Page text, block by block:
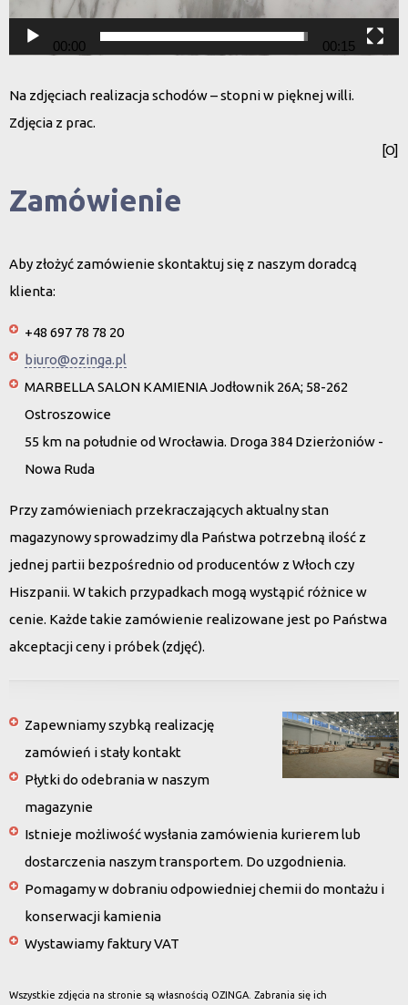
00:00 00:15
Na zdjęciach realizacja schodów – stopni w pięknej willi.
Zdjęcia z prac.
[O]
Zamówienie
Aby złożyć zamówienie skontaktuj się z naszym doradcą
klienta:
+48 697 78 78 20
biuro@ozinga.pl
MARBELLA SALON KAMIENIA Jodłownik 26A; 58-262
Ostroszowice
55 km na południe od Wrocławia. Droga 384 Dzierżoniów -
Nowa Ruda
Przy zamówieniach przekraczających aktualny stan
magazynowy sprowadzimy dla Państwa potrzebną ilość z
jednej partii bezpośrednio od producentów z Włoch czy
Hiszpanii. W takich przypadkach mogą wystąpić różnice w
cenie. Każde takie zamówienie realizowane jest po Państwa
akceptacji ceny i próbek (zdjęć).
Zapewniamy szybką realizację
zamówień i stały kontakt
Płytki do odebrania w naszym
magazynie
Istnieje możliwość wysłania zamówienia kurierem lub
dostarczenia naszym transportem. Do uzgodnienia.
Pomagamy w dobraniu odpowiedniej chemii do montażu i
konserwacji kamienia
Wystawiamy faktury VAT
Wszystkie zdjęcia na stronie są własnością OZINGA. Zabrania się ich